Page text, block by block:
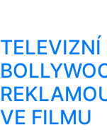
VE FILMU